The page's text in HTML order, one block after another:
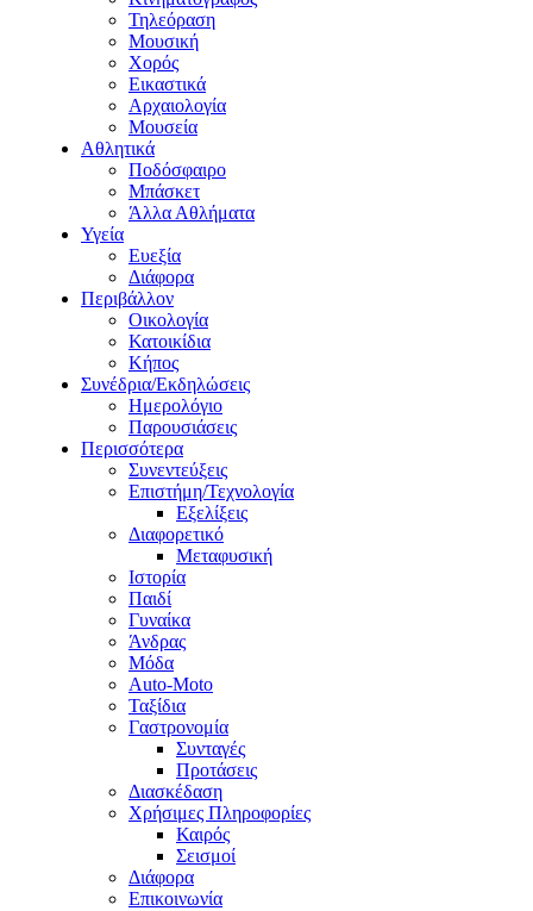
Τηλεόραση
Μουσική
Χορός
Εικαστικά
Αρχαιολογία
Μουσεία
Αθλητικά
Ποδόσφαιρο
Μπάσκετ
Άλλα Αθλήματα
Υγεία
Ευεξία
Διάφορα
Περιβάλλον
Οικολογία
Κατοικίδια
Κήπος
Συνέδρια/Εκδηλώσεις
Ημερολόγιο
Παρουσιάσεις
Περισσότερα
Συνεντεύξεις
Επιστήμη/Τεχνολογία
Εξελίξεις
Διαφορετικό
Μεταφυσική
Ιστορία
Παιδί
Γυναίκα
Άνδρας
Μόδα
Auto-Moto
Ταξίδια
Γαστρονομία
Συνταγές
Προτάσεις
Διασκέδαση
Χρήσιμες Πληροφορίες
Καιρός
Σεισμοί
Διάφορα
Επικοινωνία